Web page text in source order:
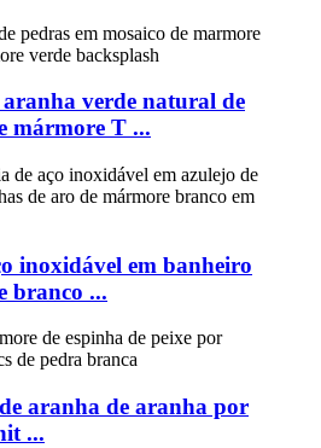
aranha verde natural de
mármore T ...
inoxidável em banheiro
branco ...
aranha de aranha por
...